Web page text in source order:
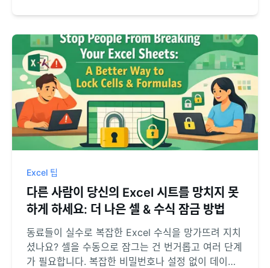
Excel 팁
다른 사람이 당신의 Excel 시트를 망치지 못
하게 하세요: 더 나은 셀 & 수식 잠금 방법
동료들이 실수로 복잡한 Excel 수식을 망가뜨려 지치
셨나요? 셀을 수동으로 잠그는 건 번거롭고 여러 단계
가 필요합니다. 복잡한 비밀번호나 설정 없이 데이터